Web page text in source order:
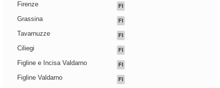
Firenze
FI
Grassina FI
Tavarnuzze FI
Ciliegi FI
Figline e Incisa Valdarno FI
Figline Valdarno FI